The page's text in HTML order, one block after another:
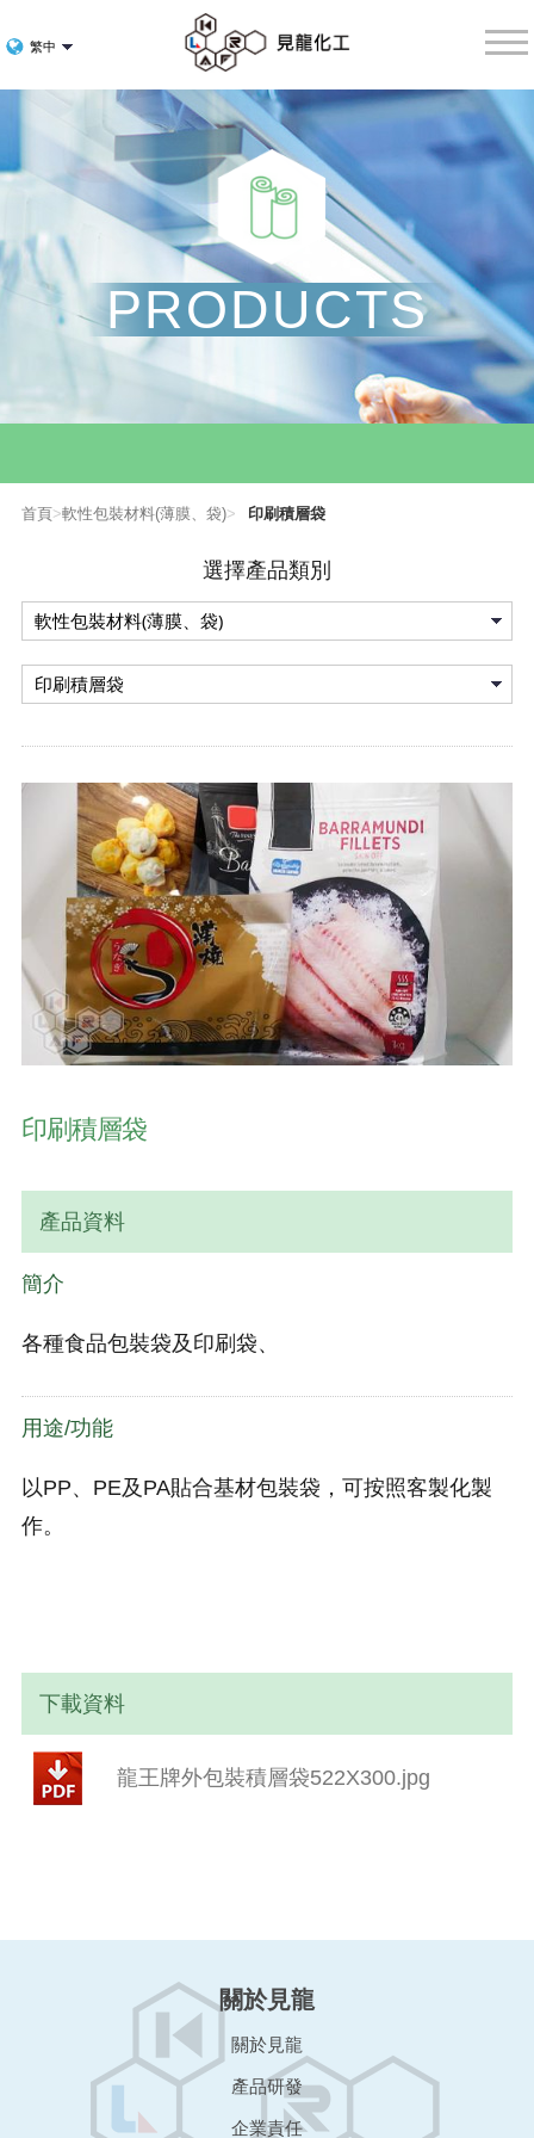
PRODUCTS
首頁>軟性包裝材料(薄膜、袋)> 印刷積層袋
選擇產品類別
印刷積層袋
產品資料
簡介
各種食品包裝袋及印刷袋、
用途/功能
以PP、PE及PA貼合基材包裝袋，可按照客製化製
作。
下載資料
龍王牌外包裝積層袋522X300.jpg
關於見龍
關於見龍
產品研發
企業責任